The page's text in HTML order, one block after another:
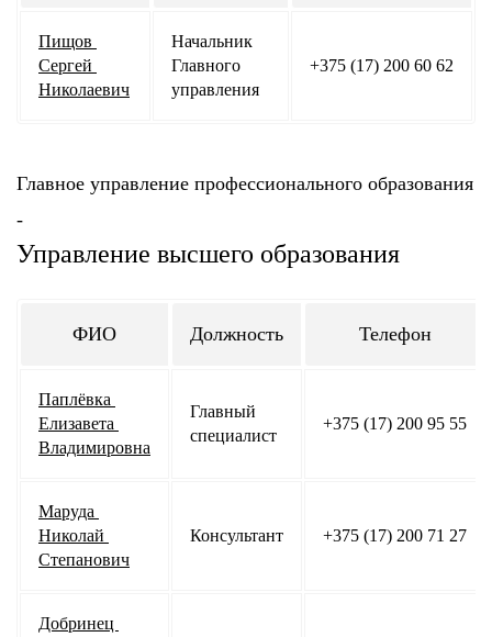
Пищов
Сергей
Николаевич
Начальник
Главного
управления
+375 (17) 200 60 62
Главное управление профессионального образования
-
Управление высшего образования
ФИО Должность Телефон
Паплёвка
Елизавета
Владимировна
Главный
специалист
+375 (17) 200 95 55
Маруда
Николай
Степанович
Консультант +375 (17) 200 71 27
Добринец